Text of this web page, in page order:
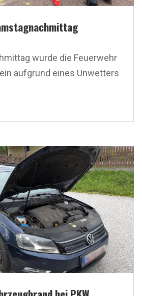
wurde die Feuerwehr
aufgrund eines Unwetters